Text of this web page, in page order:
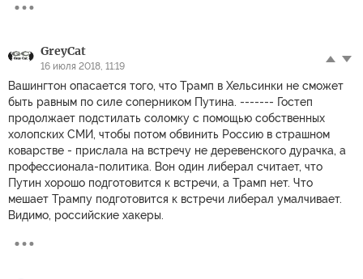
GreyCat
16 июля 2018, 11:19
Вашингтон опасается того, что Трамп в Хельсинки не сможет
быть равным по силе соперником Путина. ------- Гостеп
продолжает подстилать соломку с помощью собственных
холопских СМИ, чтобы потом обвинить Россию в страшном
коварстве - прислала на встречу не деревенского дурачка, а
профессионала-политика. Вон один либерал считает, что
Путин хорошо подготовится к встречи, а Трамп нет. Что
мешает Трампу подготовится к встречи либерал умалчивает.
Видимо, российские хакеры.